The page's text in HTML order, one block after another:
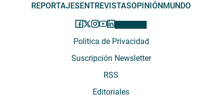
REPORTAJESENTREVISTASOPINIÓNMUNDO
Política de Privacidad
Suscripción Newsletter
RSS
Editoriales